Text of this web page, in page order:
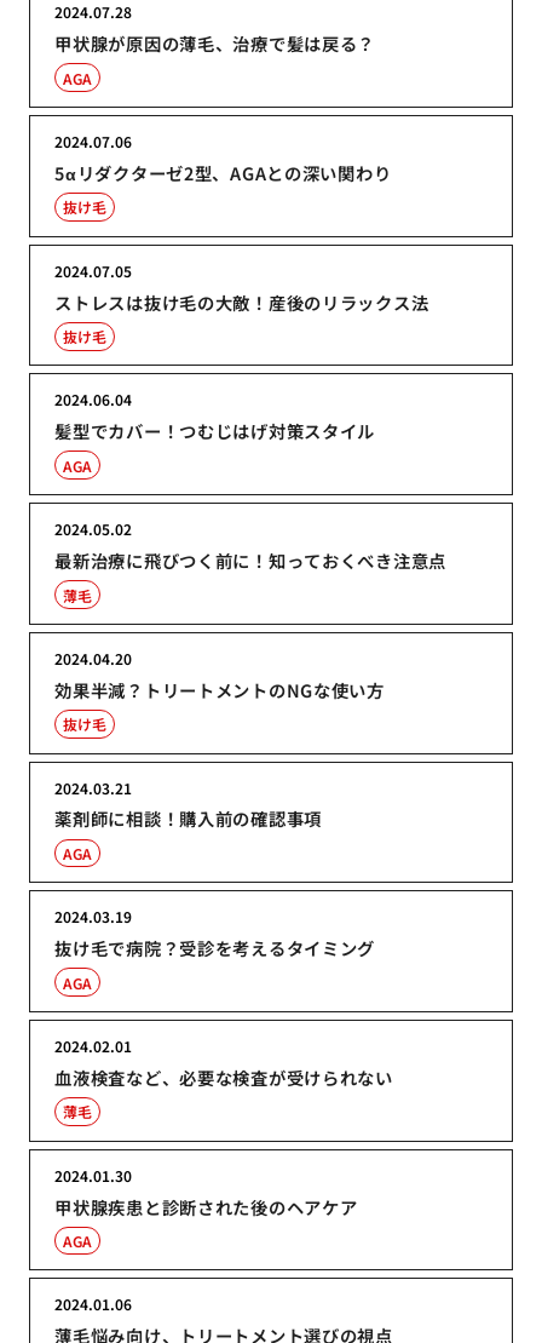
甲状腺が原因の薄毛、治療で髪は戻る？
2024.07.28
AGA
5αリダクターゼ2型、AGAとの深い関わり
2024.07.06
抜け毛
ストレスは抜け毛の大敵！産後のリラックス法
2024.07.05
抜け毛
髪型でカバー！つむじはげ対策スタイル
2024.06.04
AGA
最新治療に飛びつく前に！知っておくべき注意点
2024.05.02
薄毛
効果半減？トリートメントのNGな使い方
2024.04.20
抜け毛
薬剤師に相談！購入前の確認事項
2024.03.21
AGA
抜け毛で病院？受診を考えるタイミング
2024.03.19
AGA
血液検査など、必要な検査が受けられない
2024.02.01
薄毛
甲状腺疾患と診断された後のヘアケア
2024.01.30
AGA
薄毛悩み向け、トリートメント選びの視点
2024.01.06